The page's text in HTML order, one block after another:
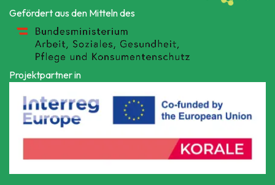
Gefördert aus den Mitteln des
Projektpartner in